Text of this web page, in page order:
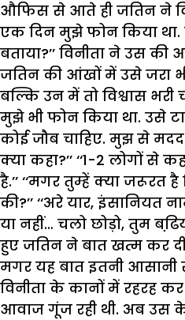
औफिस से आते ही जतिन ने
एक दिन मुझे फोन किया
बताया?’’ विनीता ने उस
जतिन की आंखों में उसे जरा
बल्कि उन में तो विश्वास
मुझे भी फोन किया था. उसे
कोई जौब चाहिए. मुझ से मदद
क्या कहा?’’ ‘‘1-2 लोगों से
है.’’ ‘‘मगर तुम्हें क्या जरूरत
की?’’ ‘‘अरे यार, इंसानियत
या नहीं… चलो छोड़ो, तुम
हुए जतिन ने बात खत्म कर
मगर यह बात इतनी आसानी
विनीता के कानों में रहरह
आवाज गूंज रही थी. अब उस